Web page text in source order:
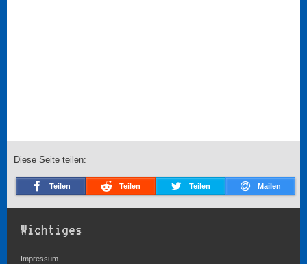
Diese Seite teilen:
Teilen Teilen Teilen Mailen
Wichtiges
Impressum